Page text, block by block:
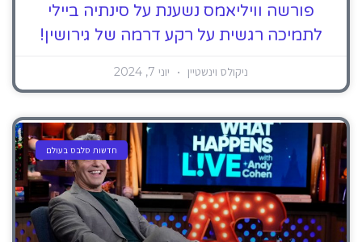
פורשה וויליאמס נשענת על סינתיה ביילי
לתמיכה רגשית על רקע דרמה של גירושין!
ניקולס וינשטיין יוני 7, 2024
חדשות סלבס בעולם